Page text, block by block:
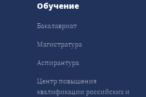
Обучение
Бакалавриат
Магистратура
Аспирантура
Центр повышения
квалификации российских и